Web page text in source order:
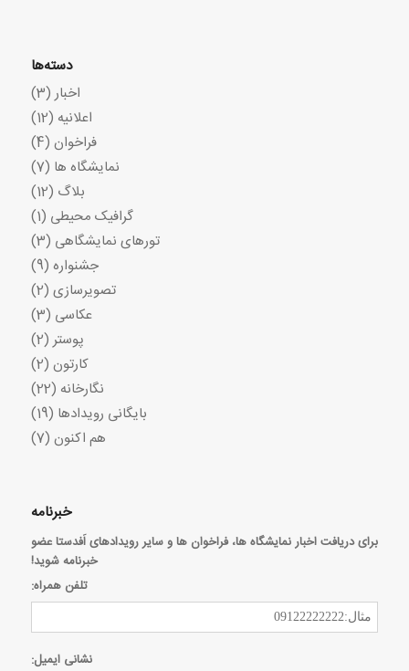
دسته‌ها
اخبار (3)
اعلانیه (12)
فراخوان (4)
نمایشگاه ها (7)
بلاگ (12)
گرافیک محیطی (1)
تورهای نمایشگاهی (3)
جشنواره (9)
تصویرسازی (2)
عکاسی (3)
پوستر (2)
کارتون (2)
نگارخانه (22)
بایگانی رویدادها (19)
هم اکنون (7)
خبرنامه
برای دریافت اخبار نمایشگاه ها، فراخوان ها و سایر رویدادهای اَفدستا عضو
خبرنامه شوید!
تلفن همراه:
نشانی ایمیل: